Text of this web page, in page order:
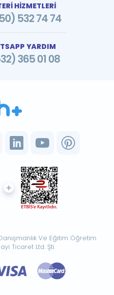
HİZMETLERİ
532 74 74
YARDIM
365 01 08
Ve Eğitim Öğretim
Ticaret Ltd. Şti.